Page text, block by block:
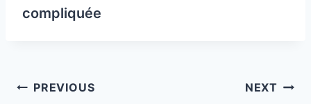
compliquée
Post
PREVIOUS NEXT